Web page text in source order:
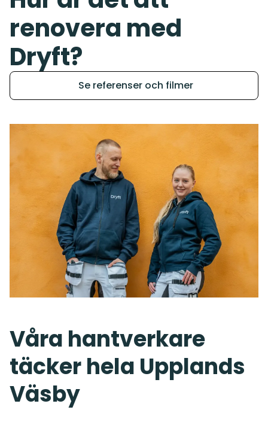
renovera med
Dryft?
Se referenser och filmer
Våra hantverkare
täcker hela Upplands
Väsby